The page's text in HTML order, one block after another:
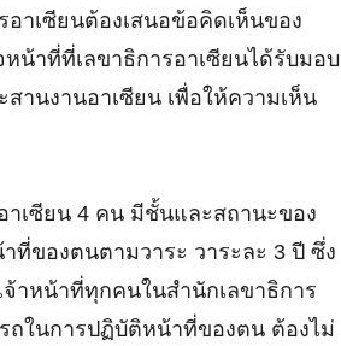
าเซียนต้องเสนอข้อคิดเห็นของ
น้าที่ที่เลขาธิการอาเซียนได้รับมอบ
านงานอาเซียน เพื่อให้ความเห็น
เซียน 4 คน มีชั้นและสถานะของ
ที่ของตนตามวาระ วาระละ 3 ปี ซึ่ง
าหน้าที่ทุกคนในสำนักเลขาธิการ
ถในการปฏิบัติหน้าที่ของตน ต้องไม่